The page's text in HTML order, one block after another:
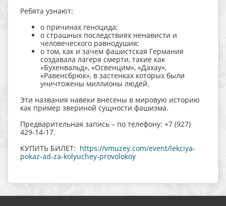
Ребята узнают:
о причинах геноцида;
о страшных последствиях ненависти и
человеческого равнодушия;
о том, как и зачем фашистская Германия
создавала лагеря смерти, такие как
«Бухенвальд», «Освенцим», «Дахау»,
«Равенсбрюк», в застенках которых были
уничтожены миллионы людей.
Эти названия навеки внесены в мировую историю
как пример звериной сущности фашизма.
Предварительная запись – по телефону: +7 (927)
429-14-17.
КУПИТЬ БИЛЕТ: https://vmuzey.com/event/lekciya-
pokaz-ad-za-kolyuchey-provolokoy